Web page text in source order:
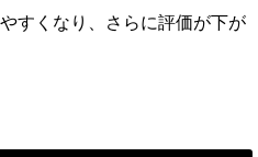
すくなり、さらに評価が下が